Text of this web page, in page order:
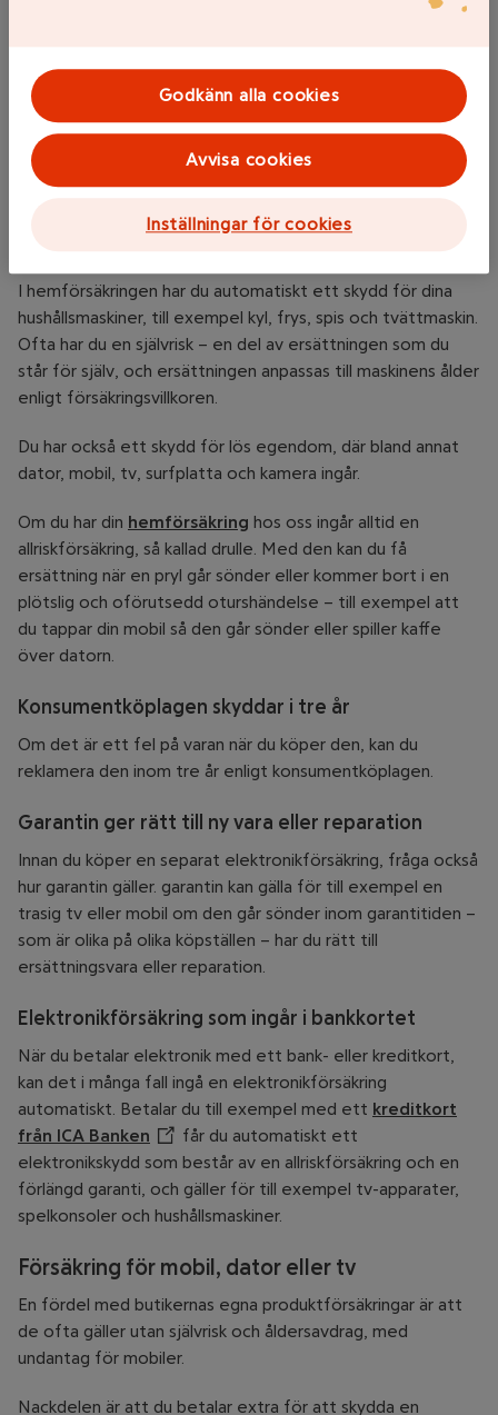
en telefon, dator eller tv, kan bara du avgöra. Men innan du
tackar ja, är det bra att veta vilket skydd du har
automatiskt, utan försäkringen. Det handlar dels om
konsumentköplagen och garanti, dels om det skydd som
finns i din hemförsäkring eller en eventuell försäkring som
ingår i ditt bank- eller kreditkort.
Hemförsäkring – elektronik ingår automatiskt
I hemförsäkringen har du automatiskt ett skydd för dina
hushållsmaskiner, till exempel kyl, frys, spis och tvättmaskin.
Ofta har du en självrisk – en del av ersättningen som du
står för själv, och ersättningen anpassas till maskinens ålder
enligt försäkringsvillkoren.
Du har också ett skydd för lös egendom, där bland annat
dator, mobil, tv, surfplatta och kamera ingår.
Om du har din hemförsäkring hos oss ingår alltid en
allriskförsäkring, så kallad drulle. Med den kan du få
ersättning när en pryl går sönder eller kommer bort i en
plötslig och oförutsedd oturshändelse – till exempel att
du tappar din mobil så den går sönder eller spiller kaffe
över datorn.
Konsumentköplagen skyddar i tre år
Om det är ett fel på varan när du köper den, kan du
reklamera den inom tre år enligt konsumentköplagen.
Garantin ger rätt till ny vara eller reparation
Innan du köper en separat elektronikförsäkring, fråga också
hur garantin gäller. garantin kan gälla för till exempel en
trasig tv eller mobil om den går sönder inom garantitiden –
som är olika på olika köpställen – har du rätt till
ersättningsvara eller reparation.
Elektronikförsäkring som ingår i bankkortet
När du betalar elektronik med ett bank- eller kreditkort,
kan det i många fall ingå en elektronikförsäkring
automatiskt. Betalar du till exempel med ett kreditkort
från ICA Banken Öppnar annan webbplats
får du automatiskt ett
elektronikskydd som består av en allriskförsäkring och en
förlängd garanti, och gäller för till exempel tv-apparater,
spelkonsoler och hushållsmaskiner.
Försäkring för mobil, dator eller tv
En fördel med butikernas egna produktförsäkringar är att
de ofta gäller utan självrisk och åldersavdrag, med
undantag för mobiler.
Nackdelen är att du betalar extra för att skydda en
Avvisa cookies
Godkänn alla cookies
Inställningar för cookies